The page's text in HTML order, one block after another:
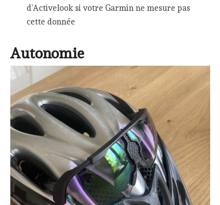
d’Activelook si votre Garmin ne mesure pas
cette donnée
Autonomie